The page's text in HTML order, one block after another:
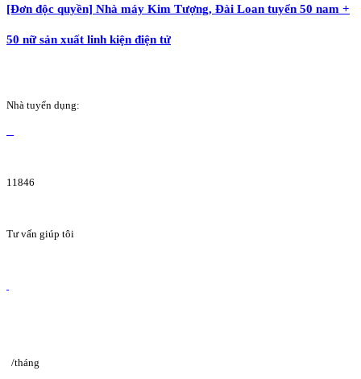
[Đơn độc quyền] Nhà máy Kim Tượng, Đài Loan tuyển 50 nam +
50 nữ sản xuất linh kiện điện tử
Nhà tuyển dụng:
11846
Tư vấn giúp tôi
/tháng